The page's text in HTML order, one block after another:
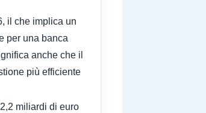
il che implica un
per una banca
anche che il
più efficiente
miliardi di euro